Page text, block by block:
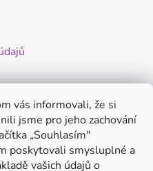
vás informovali, že si
jsme pro jeho zachování
„Souhlasím"
poskytovali smysluplné a
vašich údajů o
dronů - od